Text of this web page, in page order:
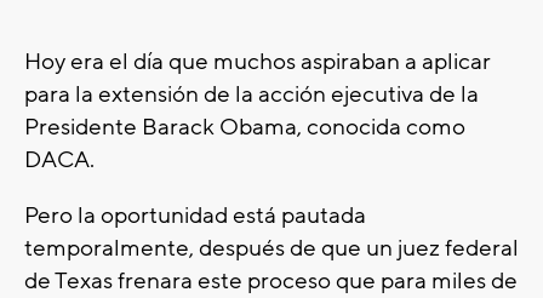
Hoy era el día que muchos aspiraban a aplicar
para la extensión de la acción ejecutiva de la
Presidente Barack Obama, conocida como
DACA.
Pero la oportunidad está pautada
temporalmente, después de que un juez federal
de Texas frenara este proceso que para miles de